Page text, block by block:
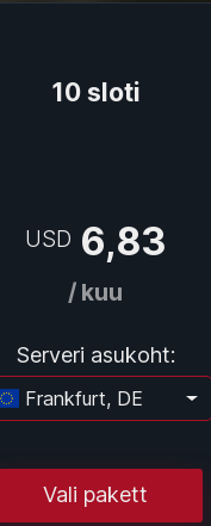
10 sloti
USD 6,83
/ kuu
Serveri asukoht:
Frankfurt, DE
Vali pakett